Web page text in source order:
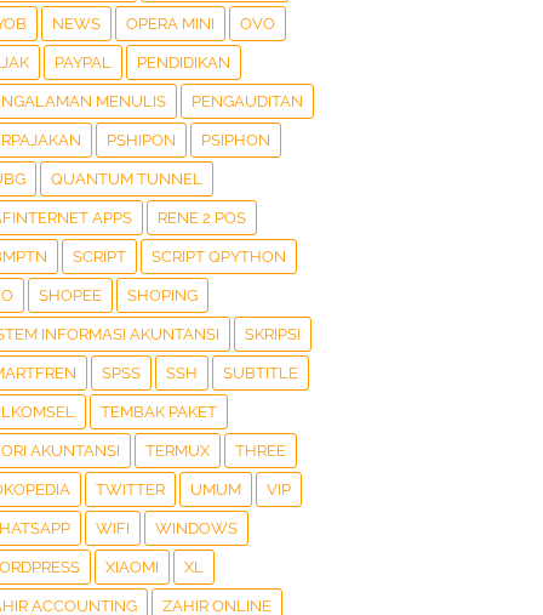
NEWS OPERA MINI OVO
PAYPAL PENDIDIKAN
MENULIS PENGAUDITAN
PSHIPON PSIPHON
QUANTUM TUNNEL
APPS RENE 2 POS
SCRIPT SCRIPT QPYTHON
SHOPEE SHOPING
INFORMASI AKUNTANSI SKRIPSI
SPSS SSH SUBTITLE
TEMBAK PAKET
AKUNTANSI TERMUX THREE
TWITTER UMUM VIP
WIFI WINDOWS
XIAOMI XL
ACCOUNTING ZAHIR ONLINE